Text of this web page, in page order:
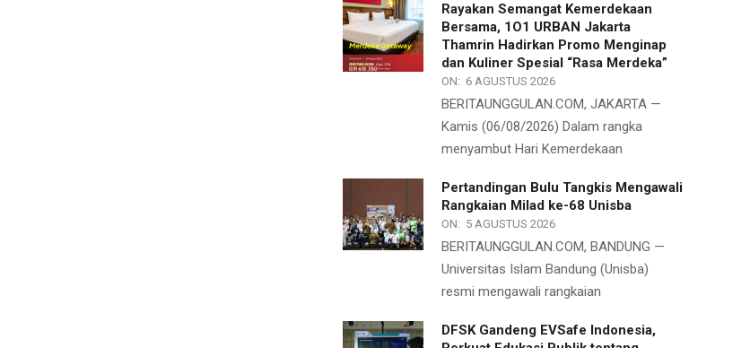
Rayakan Semangat Kemerdekaan
Bersama, 1O1 URBAN Jakarta
Thamrin Hadirkan Promo Menginap
dan Kuliner Spesial “Rasa Merdeka”
ON: 6 AGUSTUS 2026
BERITAUNGGULAN.COM, JAKARTA —
Kamis (06/08/2026) Dalam rangka
menyambut Hari Kemerdekaan
Pertandingan Bulu Tangkis Mengawali
Rangkaian Milad ke-68 Unisba
ON: 5 AGUSTUS 2026
BERITAUNGGULAN.COM, BANDUNG —
Universitas Islam Bandung (Unisba)
resmi mengawali rangkaian
DFSK Gandeng EVSafe Indonesia,